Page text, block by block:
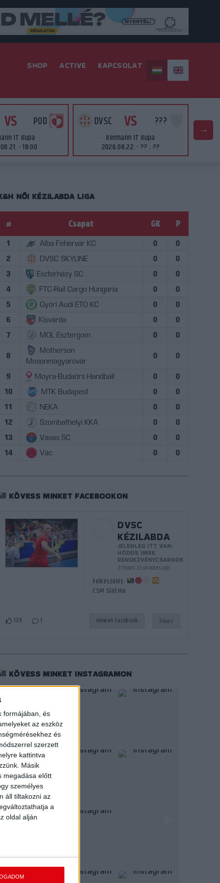
formájában, és
az eszköz
és
szerzett
kattintva
Másik
megadása előtt
személyes
áll tiltakozni az
a
oldal alján
SHOP ACTIVE KAPCSOLAT
VS POD
IT Kupa
- 18:00
DVSC VS ???
Kermann IT Kupa
2026.08.22. - ?? : ??
NŐI KÉZILABDA LIGA
# Csapat GK P
1 Alba Fehérvár KC 0
0
2
DVSC SKYLINE 0
0
3
Eszterházy SC 0
0
4
FTC-Rail Cargo Hungária 0
0
5
Győri Audi ETO KC 0
0
6
Kisvárda 0
0
7
MOL Esztergom 0 0
8
Motherson
Mosonmagyaróvár
0 0
9 Moyra-Budaörs Handball 0
0
10
MTK Budapest 0
0
11
NEKA 0
0
12
Szombathelyi KKA 0
0
13
Vasas SC 0
0
14
Vác 0 0
KÖVESS MINKET FACEBOOKON
DVSC
KÉZILABDA
JELENLEG ITT VAN:
HÓDOS IMRE
RENDEZVÉNYCSARNOK
21 hours 33 minutes ago
Felkészülés:
CSM Slatina
135 1 View on Facebook Share
KÖVESS MINKET INSTAGRAMON